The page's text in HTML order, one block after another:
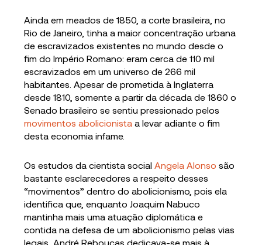
Ainda em meados de 1850, a corte brasileira, no
Rio de Janeiro, tinha a maior concentração urbana
de escravizados existentes no mundo desde o
fim do Império Romano: eram cerca de 110 mil
escravizados em um universo de 266 mil
habitantes. Apesar de prometida à Inglaterra
desde 1810, somente a partir da década de 1860 o
Senado brasileiro se sentiu pressionado pelos
movimentos abolicionista a levar adiante o fim
desta economia infame.
Os estudos da cientista socialAngela Alonso são
bastante esclarecedores a respeito desses
“movimentos” dentro do abolicionismo, pois ela
identifica que, enquanto Joaquim Nabuco
mantinha mais uma atuação diplomática e
contida na defesa de um abolicionismo pelas vias
legais, André Rebouças dedicava-se mais à